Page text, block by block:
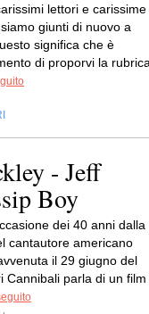
lettori e carissime
giunti di nuovo a
significa che è
di proporvi la
- Jeff
Boy
dei 40 anni dalla
cantautore americano
il 29 giugno del
Cannibali parla di un film